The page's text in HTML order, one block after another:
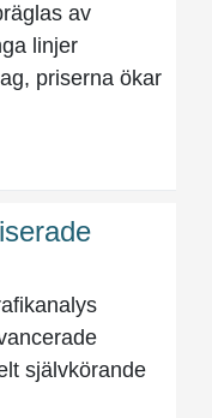
av
linjer
priserna ökar
självkörande